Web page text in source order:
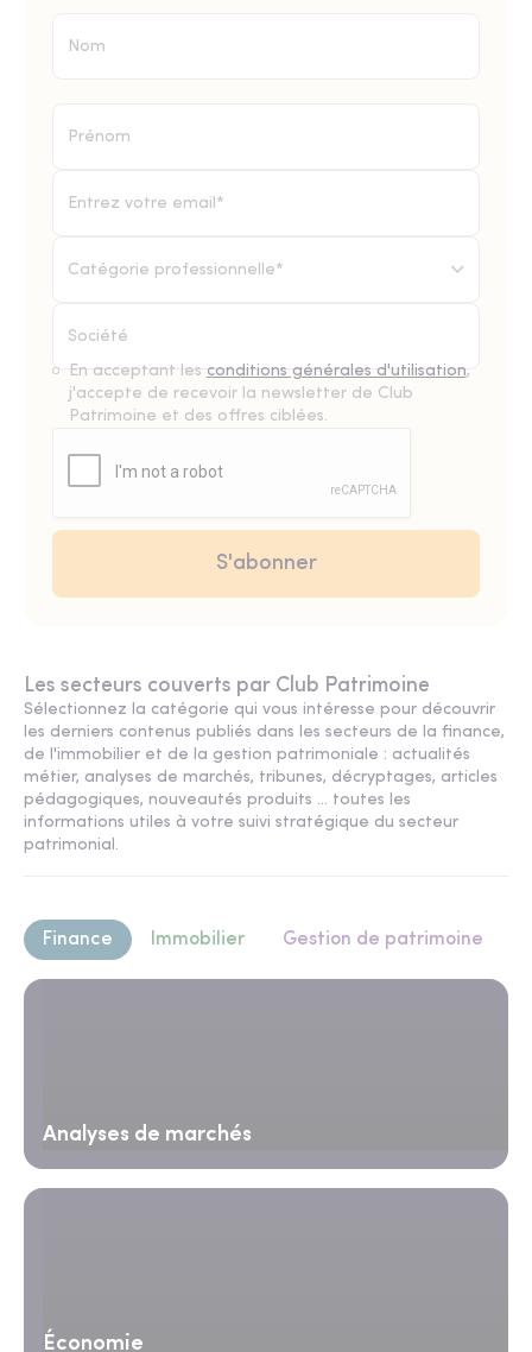
Catégorie professionnelle*
En acceptant les conditions générales d'utilisation,
j'accepte de recevoir la newsletter de Club
Patrimoine et des offres ciblées.
Les secteurs couverts par Club Patrimoine
Sélectionnez la catégorie qui vous intéresse pour découvrir
les derniers contenus publiés dans les secteurs de la finance,
de l'immobilier et de la gestion patrimoniale : actualités
métier, analyses de marchés, tribunes, décryptages, articles
pédagogiques, nouveautés produits ... toutes les
informations utiles à votre suivi stratégique du secteur
patrimonial.
Finance Immobilier Gestion de patrimoine
Analyses de marchés
Économie